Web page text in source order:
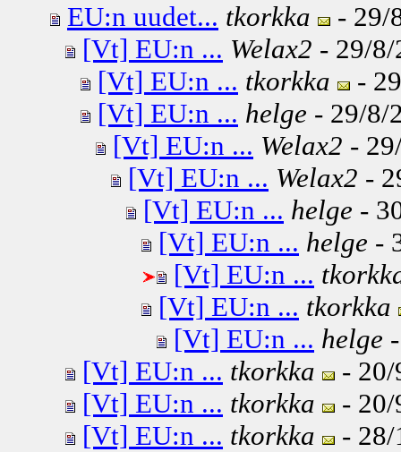
EU:n uudet... tkorkka
- 29/
[Vt] EU:n ... Welax2 - 29/
[Vt] EU:n ... tkorkka
-
[Vt] EU:n ... helge - 29/8/
[Vt] EU:n ... Welax2 -
[Vt] EU:n ... Welax2 -
[Vt] EU:n ... helge -
[Vt] EU:n ... helge -
[Vt] EU:n ...
[Vt] EU:n ... tkorkka
[Vt] EU:n ... helge
[Vt] EU:n ... tkorkka
-
[Vt] EU:n ... tkorkka
-
[Vt] EU:n ... tkorkka
-